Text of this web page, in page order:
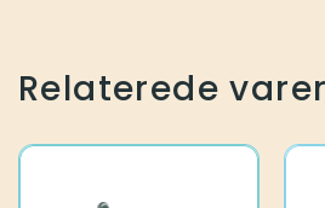
Relaterede varer